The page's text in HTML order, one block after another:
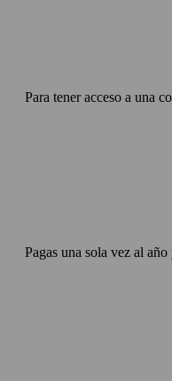
Para tener acceso a una
Pagas una sola vez al